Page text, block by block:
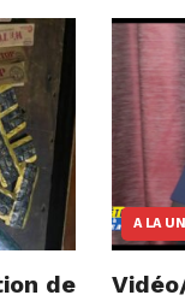
de
A LA